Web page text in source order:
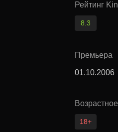
Рейтинг
8.3
Премьера
01.10.2006
18+